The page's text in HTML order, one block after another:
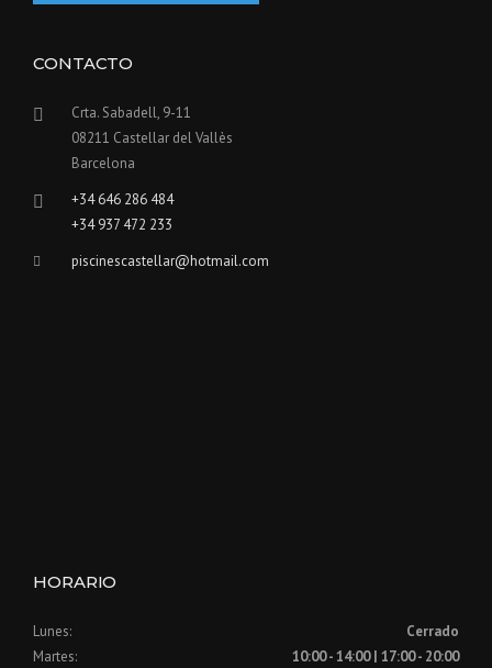
CONTACTO
Crta. Sabadell, 9-11
08211 Castellar del Vallès
Barcelona
+34 646 286 484
+34 937 472 233
piscinescastellar@hotmail.com
HORARIO
Lunes:
Cerrado
Martes:
10:00 - 14:00 | 17:00 - 20:00